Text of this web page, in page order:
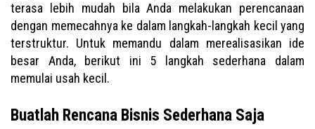
terasa lebih mudah bila Anda melakukan perencanaan
dengan memecahnya ke dalam langkah-langkah kecil yang
terstruktur. Untuk memandu dalam merealisasikan ide
besar Anda, berikut ini 5 langkah sederhana dalam
memulai usah kecil.
Buatlah Rencana Bisnis Sederhana Saja